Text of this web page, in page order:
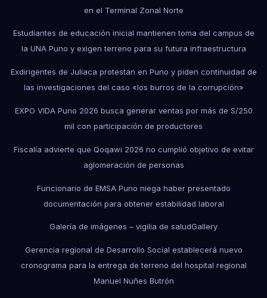
en el Terminal Zonal Norte
Estudiantes de educación inicial mantienen toma del campus de
la UNA Puno y exigen terreno para su futura infraestructura
Exdirigentes de Juliaca protestan en Puno y piden continuidad de
las investigaciones del caso «los burros de la corrupción»
EXPO VIDA Puno 2026 busca generar ventas por más de S/250
mil con participación de productores
Fiscalía advierte que Qoqawi 2026 no cumplió objetivo de evitar
aglomeración de personas
Funcionario de EMSA Puno niega haber presentado
documentación para obtener estabilidad laboral
Galería de imágenes – vigilia de saludGallery
Gerencia regional de Desarrollo Social establecerá nuevo
cronograma para la entrega de terreno del hospital regional
Manuel Nuñes Butrón